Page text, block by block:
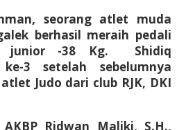
seorang atlet muda
berhasil meraih pedali
junior -38 Kg. Shidiq
3 setelah sebelumnya
Judo dari club RJK, DKI
Ridwan Maliki, S.H.,